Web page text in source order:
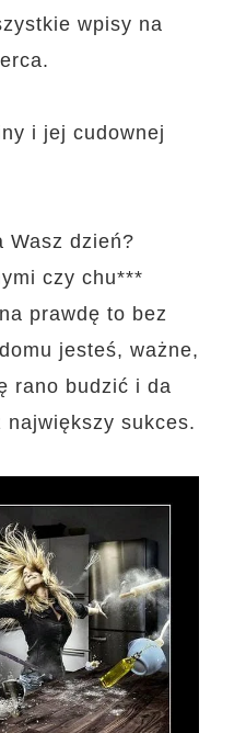
wpisy na
i jej cudownej
Wasz dzień?
czy chu***
prawdę to bez
jesteś, ważne,
rano budzić i da
największy sukces.